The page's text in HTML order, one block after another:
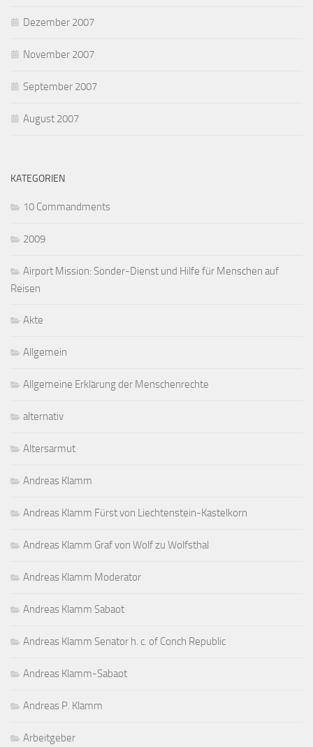
Dezember 2007
November 2007
September 2007
August 2007
KATEGORIEN
10 Commandments
2009
Airport Mission: Sonder-Dienst und Hilfe für Menschen auf
Reisen
Akte
Allgemein
Allgemeine Erklärung der Menschenrechte
alternativ
Altersarmut
Andreas Klamm
Andreas Klamm Fürst von Liechtenstein-Kastelkorn
Andreas Klamm Graf von Wolf zu Wolfsthal
Andreas Klamm Moderator
Andreas Klamm Sabaot
Andreas Klamm Senator h. c. of Conch Republic
Andreas Klamm-Sabaot
Andreas P. Klamm
Arbeitgeber